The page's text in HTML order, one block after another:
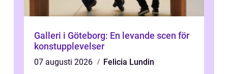
Galleri i Göteborg: En levande scen för
konstupplevelser
07 augusti 2026
Felicia Lundin